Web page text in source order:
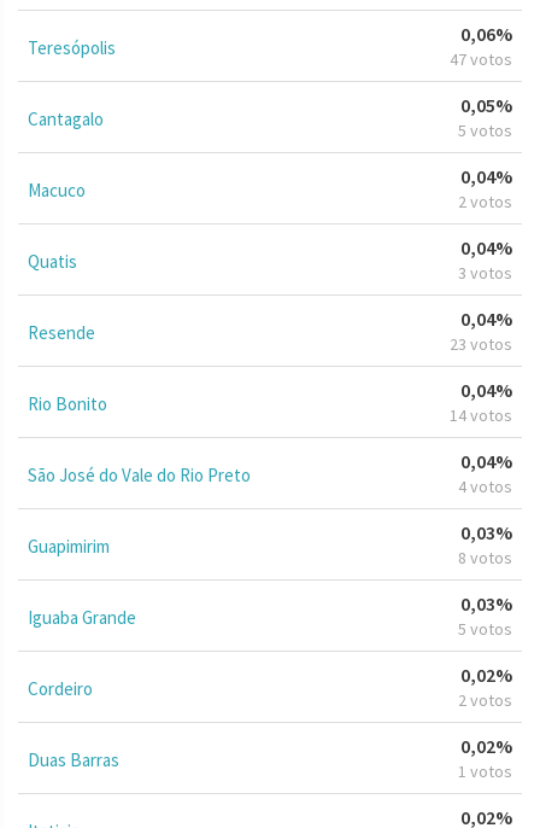
Teresópolis
0,06%
47 votos
Cantagalo
0,05%
5 votos
Macuco
0,04%
2 votos
Quatis
0,04%
3 votos
Resende
0,04%
23 votos
Rio Bonito
0,04%
14 votos
São José do Vale do Rio Preto
0,04%
4 votos
Guapimirim
0,03%
8 votos
Iguaba Grande
0,03%
5 votos
Cordeiro
0,02%
2 votos
Duas Barras
0,02%
1 votos
0,02%